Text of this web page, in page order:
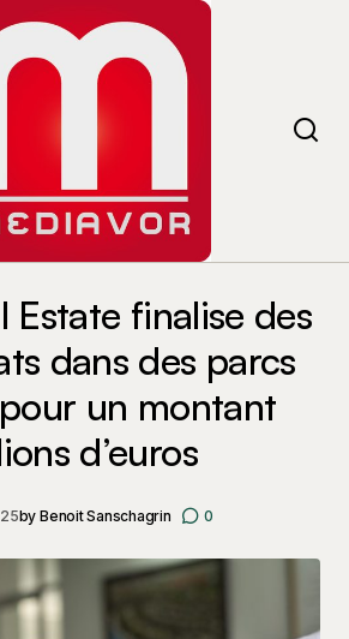
Estate finalise des
dans des parcs
un montant
d’euros
by Benoit Sanschagrin 0